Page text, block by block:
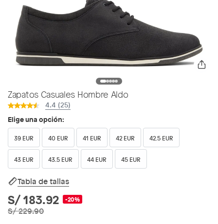
Zapatos Casuales Hombre Aldo
4.4 (25)
Elige una opción:
39 EUR 40 EUR 41 EUR 42 EUR 42.5 EUR
43 EUR 43.5 EUR 44 EUR 45 EUR
Tabla de tallas
S/ 183.92 -20%
S/ 229.90